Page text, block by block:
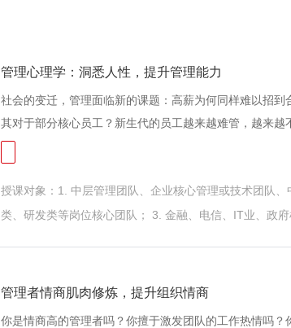
管理心理学：洞悉人性，提升管理能力
社会的变迁，管理面临新的课题：高薪为何同样难以招
其对于部分核心员工？新生代的员工越来越难管，越来越
公司管理层使尽浑身解数，员工的工作满意度仍然在不
于更好的提升员工的心理资本，最终实现管理成效。“科学
的心理要素也越来越被重视。 员工的态度、人格模式、
授课对象：1. 中层管理团队、企业核心管理或技术团队
类、研发类等岗位核心团队； 3. 金融、电信、IT业、政府
管理者情商肌肉修炼，提升组织情商
你是情商高的管理者吗？你擅于激发团队的工作热情吗